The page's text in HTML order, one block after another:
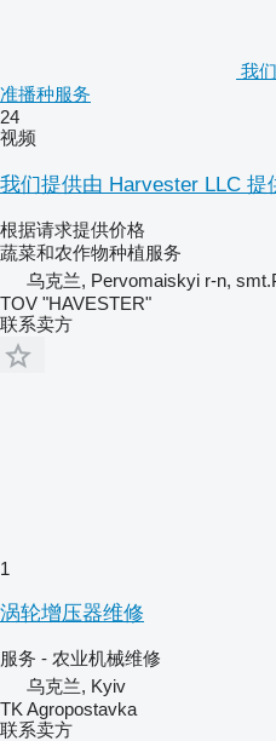
我
准播种服务
24
视频
我们提供由 Harvester LLC 提
根据请求提供价格
蔬菜和农作物种植服务
乌克兰, Pervomaiskyi r-n,
TOV "HAVESTER"
联系卖方
1
涡轮增压器维修
服务 - 农业机械维修
乌克兰, Kyiv
TK Agropostavka
联系卖方